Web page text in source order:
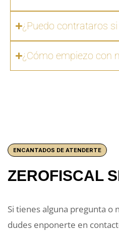
¿Puedo contrataros
¿Cómo empiezo con
ENCANTADOS DE ATENDERTE
ZEROFISCAL
Si tienes alguna pregunta o
dudes enponerte en